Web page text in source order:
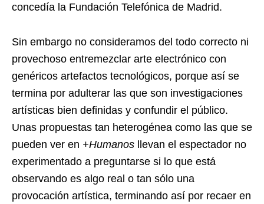
concedía la Fundación Telefónica de Madrid.
Sin embargo no consideramos del todo correcto ni
provechoso entremezclar arte electrónico con
genéricos artefactos tecnológicos, porque así se
termina por adulterar las que son investigaciones
artísticas bien definidas y confundir el público.
Unas propuestas tan heterogénea como las que se
pueden ver en +Humanos llevan el espectador no
experimentado a preguntarse si lo que está
observando es algo real o tan sólo una
provocación artística, terminando así por recaer en